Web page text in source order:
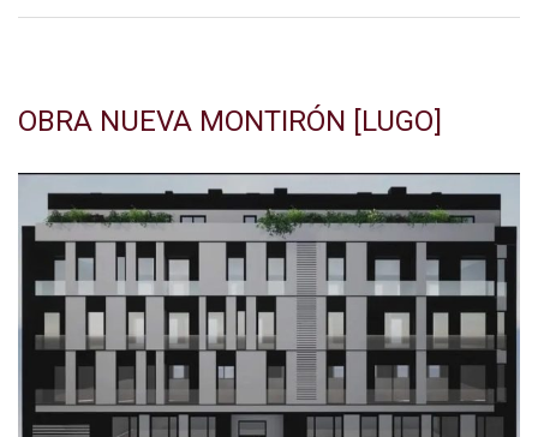
OBRA NUEVA MONTIRÓN [LUGO]